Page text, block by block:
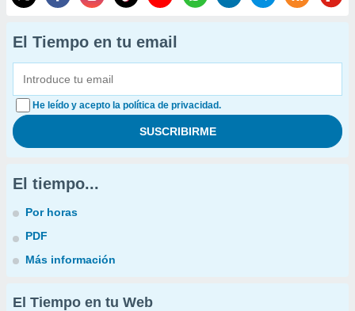
El Tiempo en tu email
He leído y acepto la política de privacidad.
El tiempo...
Por horas
PDF
Más información
El Tiempo en tu Web